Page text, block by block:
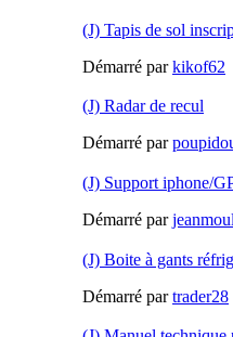
(J) Tapis de sol
Démarré parkikof62
(J) Radar de recul
Démarré par
(J) Support iphone/
Démarré par
(J) Boite à gants
Démarré partrader28